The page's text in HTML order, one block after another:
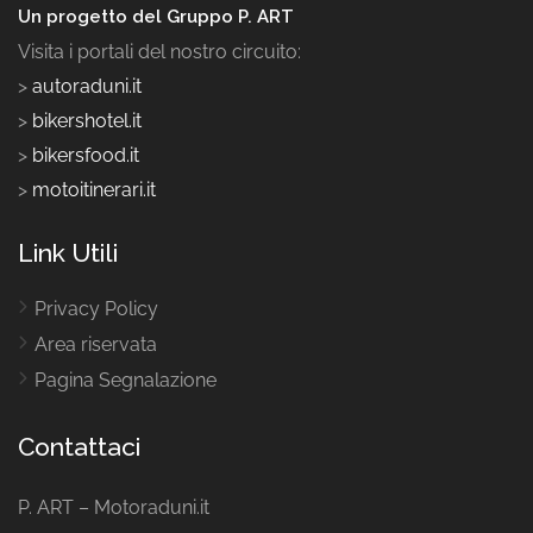
Un progetto del Gruppo P. ART
Visita i portali del nostro circuito:
> autoraduni.it
> bikershotel.it
> bikersfood.it
> motoitinerari.it
Link Utili
Privacy Policy
Area riservata
Pagina Segnalazione
Contattaci
P. ART – Motoraduni.it